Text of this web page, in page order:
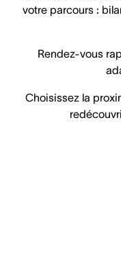
votre parcours :
Rendez-vous
Choisissez la